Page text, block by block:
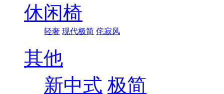
休闲椅
轻奢 现代极简 侘寂风
其他
新中式 极简